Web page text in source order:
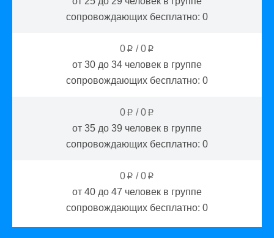
сопровождающих бесплатно: 0
0 p /0 p
от 30 до 34 человек в группе
сопровождающих бесплатно: 0
0 p /0 p
от 35 до 39 человек в группе
сопровождающих бесплатно: 0
0 p /0 p
от 40 до 47 человек в группе
сопровождающих бесплатно: 0